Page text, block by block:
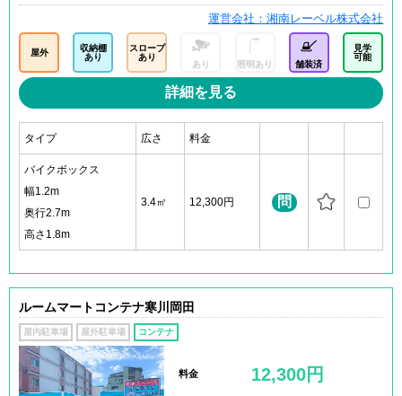
運営会社：湘南レーベル株式会社
屋外
収納棚
あり
スロープ
あり
あり 照明あり 舗装済
見学
可能
詳細を見る
タイプ 広さ 料金
バイクボックス
幅1.2m
奥行2.7m
高さ1.8m
3.4㎡ 12,300円 問
ルームマートコンテナ寒川岡田
屋内駐車場 屋外駐車場 コンテナ
料金 12,300円